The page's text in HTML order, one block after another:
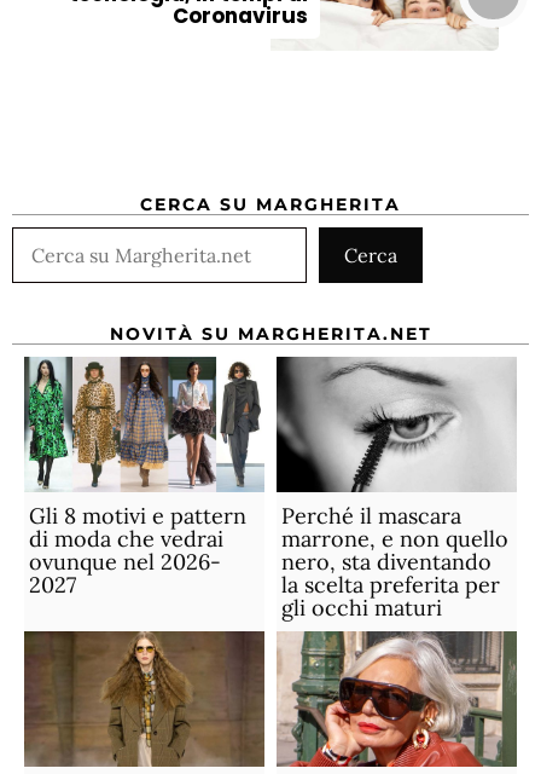
Coronavirus
CERCA SU MARGHERITA
Cerca
NOVITÀ SU MARGHERITA.NET
Gli 8 motivi e pattern
di moda che vedrai
ovunque nel 2026-
2027
Perché il mascara
marrone, e non quello
nero, sta diventando
la scelta preferita per
gli occhi maturi